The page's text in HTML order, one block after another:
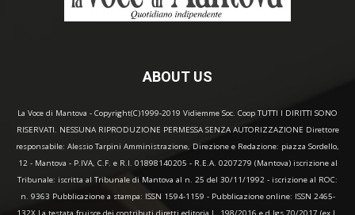
ABOUT US
La Voce di Mantova - Copyright(C)1999-2019 Vidiemme Soc. Coop TUTTI I DIRITTI SONO
RISERVATI. NESSUNA RIPRODUZIONE PERMESSA SENZA AUTORIZZAZIONE Direttore
responsabile: Alessio Tarpini Amministrazione, Direzione e Redazione: piazza Sordello,
12 - Mantova - P.IVA, C.F. e R.I. 01898140205 - R.E.A. 0207279 (Mantova) iscrizione al
Tribunale: iscritta al Tribunale di Mantova al n. 25 del 30/11/1992 - iscrizione al ROC:
n. 9363 Pubblicazione a stampa: ISSN 1594-1159 - Pubblicazione online: ISSN 2465-